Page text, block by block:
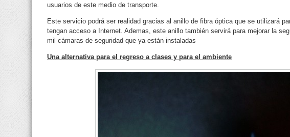
usuarios de este medio de transporte.
Este servicio podrá ser realidad gracias al anillo de fibra óptica que se utilizará
tengan acceso a Internet. Ademas, este anillo también servirá para mejorar la
mil cámaras de seguridad que ya están instaladas
Una alternativa para el regreso a clases y para el ambiente